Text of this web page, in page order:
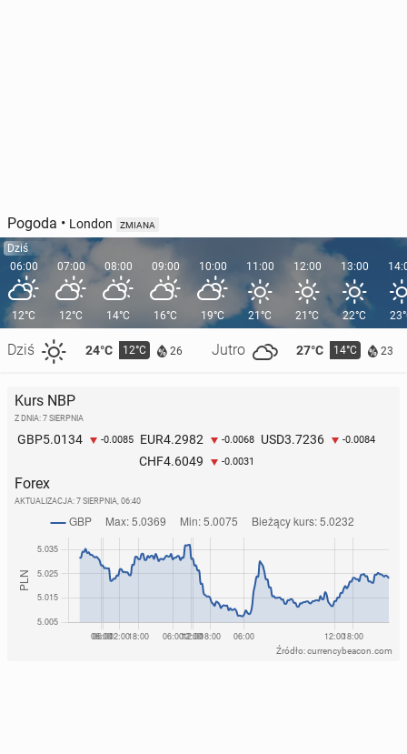
Pogoda • London ZMIANA
Dziś
06:00
12°C
Dziś 24°C 12°C 26 Jutro 27°C 14°C 23
07:00
12°C
08:00
14°C
09:00
16°C
10:00
19°C
11:00
21°C
12:00
21°C
13:00
22°C
Kurs NBP
Z DNIA: 7 SIERPNIA
GBP5.0134 -0.0085 EUR4.2982 -0.0068 USD3.7236 -0.0084
CHF4.6049 -0.0031
Forex
AKTUALIZACJA: 7 SIERPNIA, 06:40
Źródło: currencybeacon.com